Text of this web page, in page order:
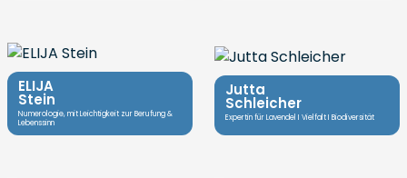
ELIJA
Stein
Numerologie, mit Leichtigkeit zur Berufung &
Lebenssinn
Jutta
Schleicher
Expertin für Lavendel I Vielfalt I Biodiversität